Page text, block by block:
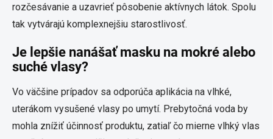
rozčesávanie a uzavrieť pôsobenie aktívnych látok. Spolu
tak vytvárajú komplexnejšiu starostlivosť.
Je lepšie nanášať masku na mokré alebo
suché vlasy?
Vo väčšine prípadov sa odporúča aplikácia na vlhké,
uterákom vysušené vlasy po umytí. Prebytočná voda by
mohla znížiť účinnosť produktu, zatiaľ čo mierne vlhký vlas